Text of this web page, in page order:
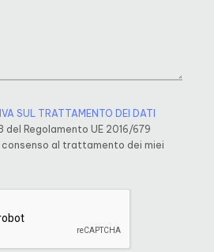
SUL TRATTAMENTO DEI DATI
del Regolamento UE 2016/679
consenso al trattamento dei miei